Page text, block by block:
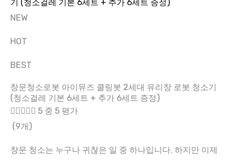
NEW
HOT
BEST
창문청소로봇 아이뮤즈 클링봇 2세대 유리창 로봇 청소기
(청소걸레 기본 6세트 + 추가 6세트 증정)
 5 중 5 평가
(9개)
창문 청소는 누구나 귀찮은 일 중 하나입니다. 하지만 이제